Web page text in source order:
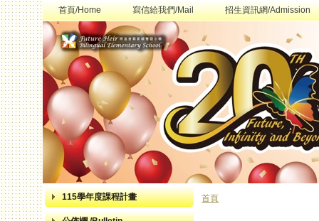
首頁/Home 寫信給我們/Mail 招生資訊網/Admission
115學年度課程計畫 首頁